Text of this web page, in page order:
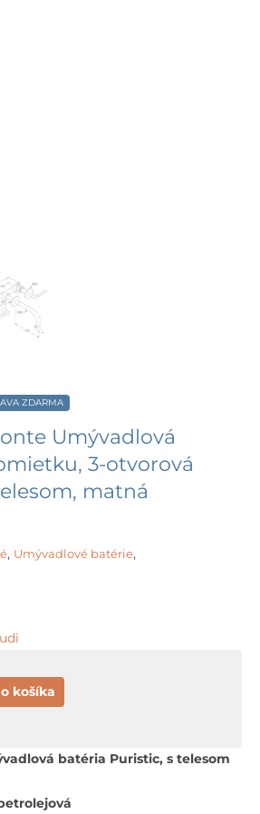
ZDARMA
Umývadlová
3-otvorová
matná
, Umývadlové batérie,
košíka
batéria Puristic, s telesom